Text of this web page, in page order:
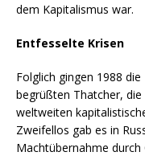
dem Kapitalismus war.
Entfesselte Krisen
Folglich gingen 1988
begrüßten Thatcher,
weltweiten
Zweifellos gab es in
Machtübernahme